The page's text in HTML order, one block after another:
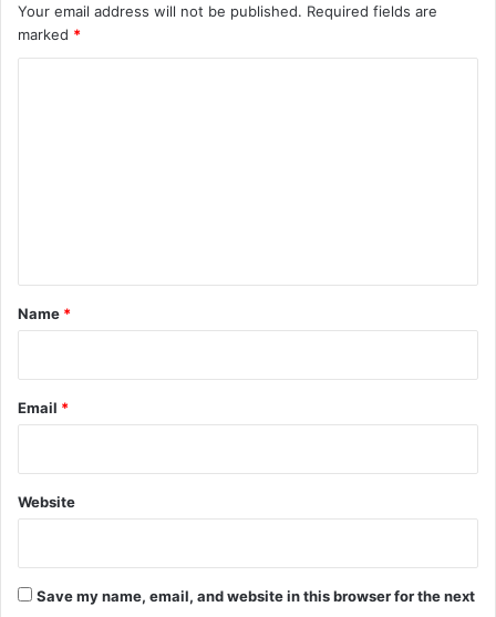
Your email address will not be published. Required fields are
marked *
*
Name *
Email *
Website
Save my name, email, and website in this browser for the next